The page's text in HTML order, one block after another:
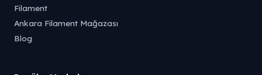
Filament
Ankara Filament Mağazası
Blog